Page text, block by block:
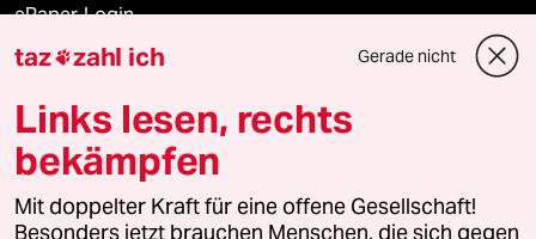
ePaper Login
Downloads für Abonnierende
© 2026 taz Verlags und Vertriebs GmbH
Alle Rechte vorbehalten. Bei rechtlichen Fragen oder für Genehmigungen
wenden Sie sich bitte an
lizenzen@taz.de
taz zahl ich Gerade nicht
Links lesen, rechts
bekämpfen
Mit doppelter Kraft für eine offene Gesellschaft!
Besonders jetzt brauchen Menschen, die sich gegen